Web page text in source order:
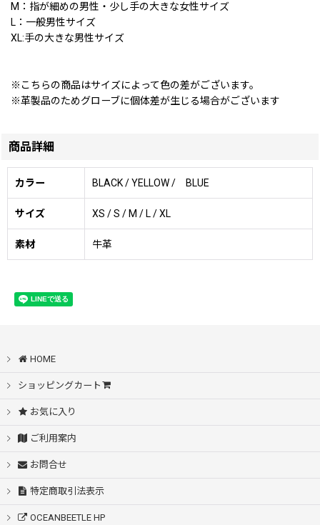
M：指が細めの男性・少し手の大きな女性サイズ
L：一般男性サイズ
XL:手の大きな男性サイズ
※こちらの商品はサイズによって色の差がございます。
※革製品のためグローブに個体差が生じる場合がございます
商品詳細
カラー BLACK / YELLOW / BLUE
サイズ XS / S / M / L / XL
素材 牛革
HOME
ショッピングカート
お気に入り
ご利用案内
お問合せ
特定商取引法表示
OCEANBEETLE HP